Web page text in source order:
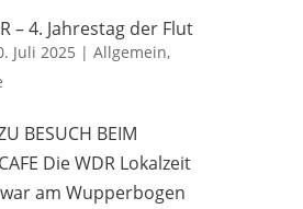
– 4. Jahrestag der Flut
Juli 2025 | Allgemein,
BESUCH BEIM
Die WDR Lokalzeit
am Wupperbogen